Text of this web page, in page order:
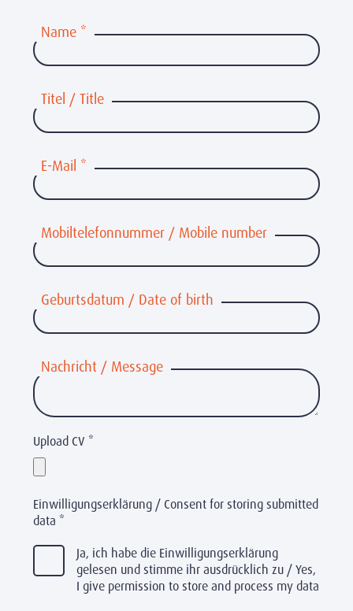
Name *
Titel / Title
E-Mail *
Mobiltelefonnummer / Mobile number
Geburtsdatum / Date of birth
Nachricht / Message
Upload CV *
Einwilligungserklärung / Consent for storing submitted
data *
Ja, ich habe die Einwilligungserklärung
gelesen und stimme ihr ausdrücklich zu / Yes,
I give permission to store and process my data